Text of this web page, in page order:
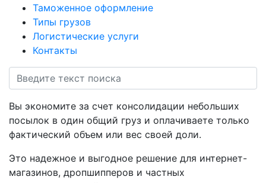
Таможенное оформление
Типы грузов
Логистические услуги
Контакты
Вы экономите за счет консолидации небольших
посылок в один общий груз и оплачиваете только
фактический объем или вес своей доли.
Это надежное и выгодное решение для интернет-
магазинов, дропшипперов и частных